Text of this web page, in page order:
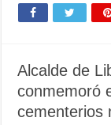
Alcalde de
conmemoró
cementerios